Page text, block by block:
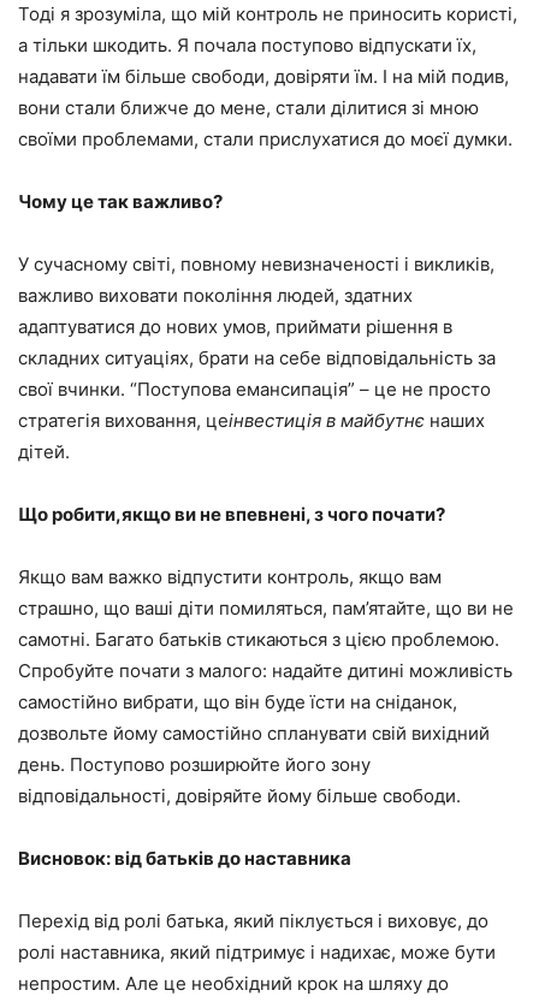
Тоді я зрозуміла, що мій контроль не приносить користі,
а тільки шкодить. Я почала поступово відпускати їх,
надавати їм більше свободи, довіряти їм. І на мій подив,
вони стали ближче до мене, стали ділитися зі мною
своїми проблемами, стали прислухатися до моєї думки.
Чому це так важливо?
У сучасному світі, повному невизначеності і викликів,
важливо виховати покоління людей, здатних
адаптуватися до нових умов, приймати рішення в
складних ситуаціях, брати на себе відповідальність за
свої вчинки. “Поступова емансипація” – це не просто
стратегія виховання, цеінвестиція в майбутнє наших
дітей.
Що робити,якщо ви не впевнені, з чого почати?
Якщо вам важко відпустити контроль, якщо вам
страшно, що ваші діти помиляться, пам’ятайте, що ви не
самотні. Багато батьків стикаються з цією проблемою.
Спробуйте почати з малого: надайте дитині можливість
самостійно вибрати, що він буде їсти на сніданок,
дозвольте йому самостійно спланувати свій вихідний
день. Поступово розширюйте його зону
відповідальності, довіряйте йому більше свободи.
Висновок: від батьків до наставника
Перехід від ролі батька, який піклується і виховує, до
ролі наставника, який підтримує і надихає, може бути
непростим. Але це необхідний крок на шляху до